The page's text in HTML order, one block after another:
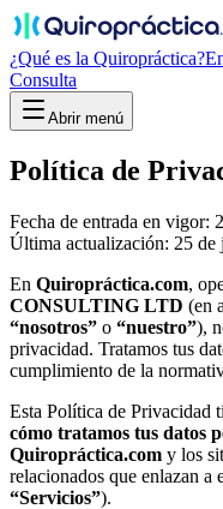
¿Qué es la Quiropráctica?
Consulta
Abrir menú
Política de
Fecha de entrada en vigor:
Última actualización: 25 de
En Quiropráctica.com,
CONSULTING LTD (en
“nosotros” o “nuestro”),
privacidad. Tratamos tus
cumplimiento de la
Esta Política de Privacidad
cómo tratamos tus datos
Quiropráctica.com y los
relacionados que enlazan
“Servicios”).